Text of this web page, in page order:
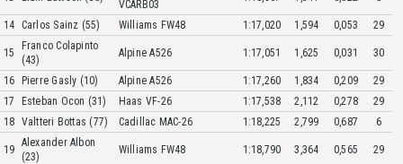
VCARB03
14 Carlos Sainz (55) Williams FW48 1:17,020 1,594 0,053 29
15
Franco Colapinto
(43)
Alpine A526 1:17,051 1,625 0,031 30
16 Pierre Gasly (10) Alpine A526 1:17,260 1,834 0,209
29
17
Esteban Ocon (31) Haas VF-26 1:17,538 2,112 0,278
29
18 Valtteri Bottas (77) Cadillac MAC-26 1:18,225 2,799 0,687 6
19
Alexander Albon
(23)
Williams FW48 1:18,790 3,364 0,565 29